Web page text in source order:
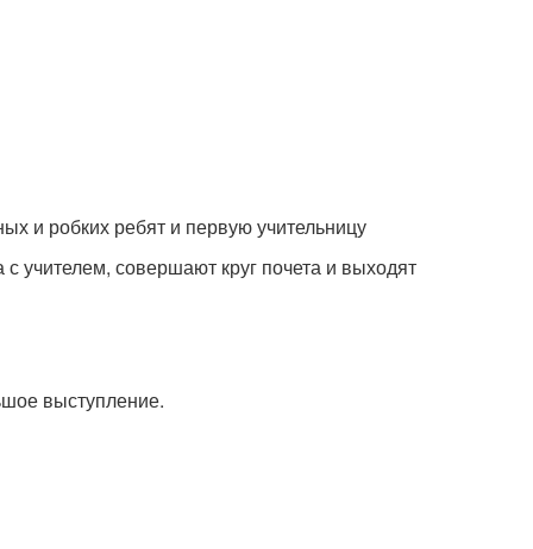
и робких ребят и первую учительницу
учителем, совершают круг почета и выходят
выступление.